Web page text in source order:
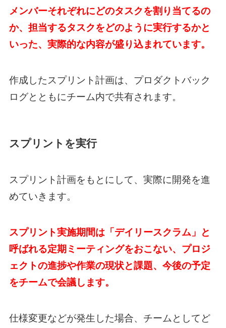
メンバーそれぞれにどのタスクを割り当てるの
か、担当するタスクをどのように実行するかと
いった、実際的な内容が盛り込まれています。
作成したスプリント計画は、プロダクトバック
ログとともにチーム内で共有されます。
スプリントを実行
スプリント計画をもとにして、実際に開発を進
めていきます。
スプリント実施期間は「デイリースクラム」と
呼ばれる定期ミーティングをおこない、プロジ
ェクトの進捗や作業の現状と課題、今後の予定
をチームで会議します。
仕様変更などが発生した場合、チームとしてど